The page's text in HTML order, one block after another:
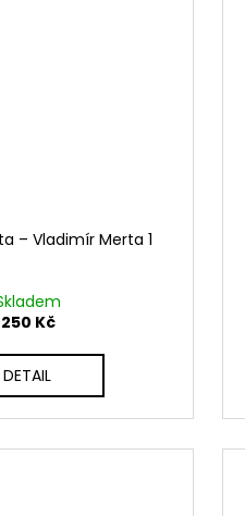
‎– Vladimír Merta 1
250 Kč
DETAIL